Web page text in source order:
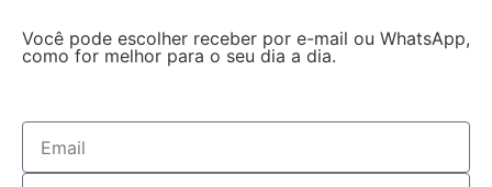
Você pode escolher receber por e-mail ou WhatsApp,
como for melhor para o seu dia a dia.